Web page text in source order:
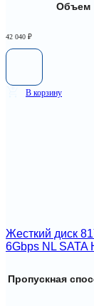
Объем
42 040 ₽
В корзину
Жесткий диск
6Gbps NL SATA
Пропускная